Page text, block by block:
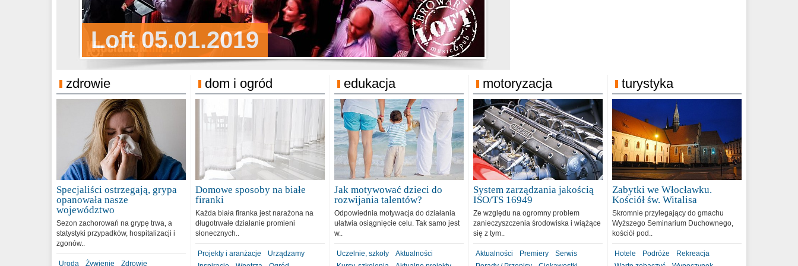
Loft 05.01.2019
Sylwester Podgrodzie 31.12.2018
Sylwester Pensjonat Michelin
31.12.2018
zdrowie
Specjaliści ostrzegają, grypa
opanowała nasze
województwo
Sezon zachorowań na grypę trwa, a
statystyki przypadków, hospitalizacji i
zgonów..
Uroda Żywienie Zdrowie
dom i ogród
Domowe sposoby na białe
firanki
Każda biała firanka jest narażona na
długotrwałe działanie promieni
słonecznych..
Projekty i aranżacje
Urządzamy
edukacja
Jak motywować dzieci do
rozwijania talentów?
Odpowiednia motywacja do działania
ułatwia osiągnięcie celu. Tak samo jest
w..
Uczelnie, szkoły
Aktualności
motoryzacja
System zarządzania jakością
ISO/TS 16949
Ze względu na ogromny problem
zanieczyszczenia środowiska i wiążące
się z tym..
Aktualności Premiery
Serwis
turystyka
Zabytki we Włocławku.
Kościół św. Witalisa
Skromnie przylegający do gmachu
Wyższego Seminarium Duchownego,
kościół pod..
Hotele Podróże
Rekreacja